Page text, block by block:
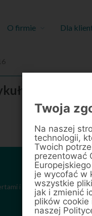
O firmie Dla
Porady -
i praktycznymi
Twoja
Na naszej
technologii,
Twoich
prezentować
je wycofać w
wszystkie
jak i zmienić
plików
naszej